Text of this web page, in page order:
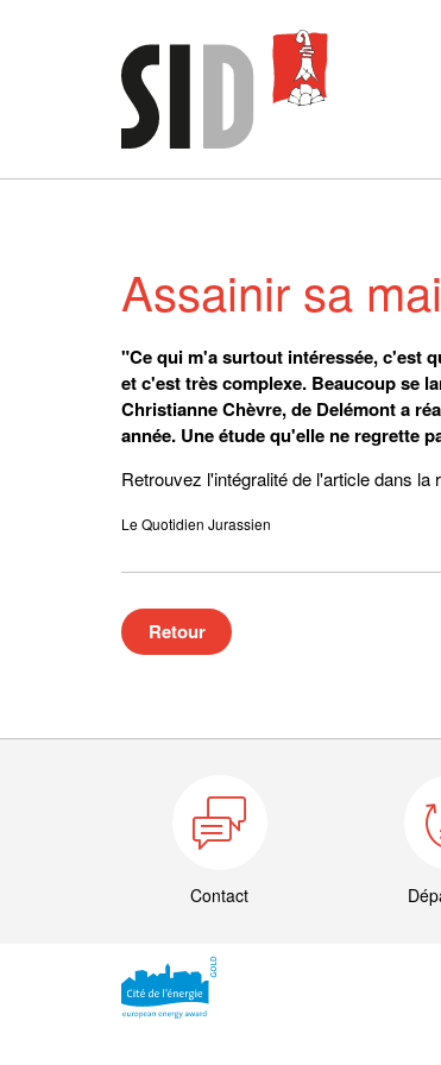
Assainir sa
"Ce qui m'a surtout intéressée, c'est
et c'est très complexe. Beaucoup se
Christianne Chèvre, de Delémont a
année. Une étude qu'elle ne regrette
Retrouvez l'intégralité de l'article dans la
Le Quotidien Jurassien
Retour
Contact